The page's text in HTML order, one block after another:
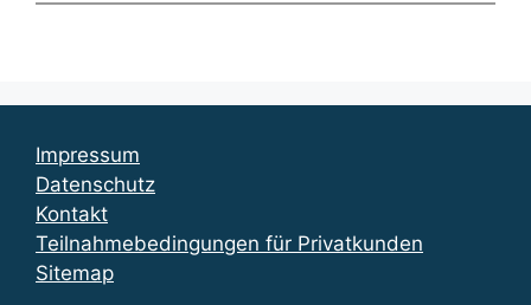
Impressum
Datenschutz
Kontakt
Teilnahmebedingungen für Privatkunden
Sitemap